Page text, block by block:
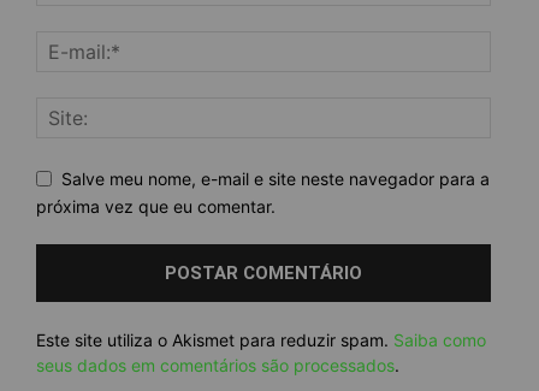
Salve meu nome, e-mail e site neste navegador para a
próxima vez que eu comentar.
Este site utiliza o Akismet para reduzir spam. Saiba como
seus dados em comentários são processados.